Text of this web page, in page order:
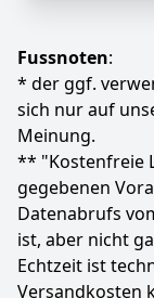
vorhandene
Farbe
-
Fussnoten:
* der ggf.
sich nur auf
Meinung.
** "Kostenfreie
gegebenen
Datenabrufs
ist, aber nicht
Echtzeit ist
Versandkosten